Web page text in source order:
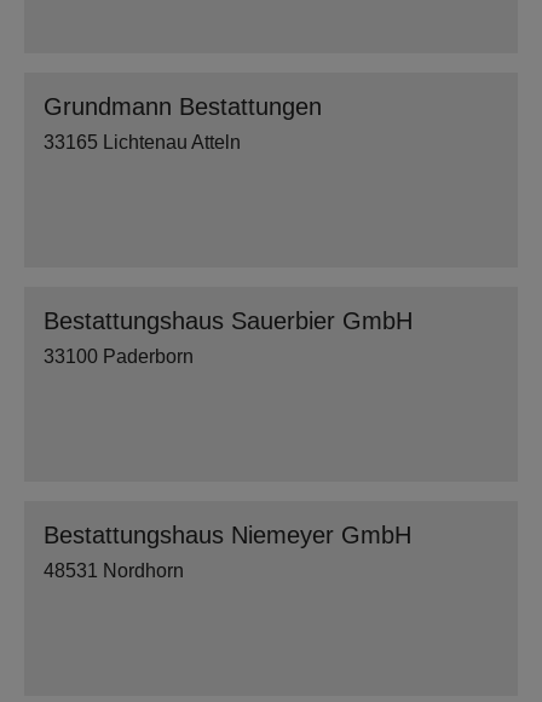
Grundmann Bestattungen
33165 Lichtenau Atteln
Bestattungshaus Sauerbier GmbH
33100 Paderborn
Bestattungshaus Niemeyer GmbH
48531 Nordhorn